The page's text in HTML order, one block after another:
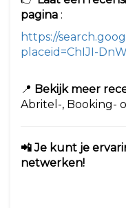
pagina :
https://
placeid=ChIJI-
📍 Bekijk meer
Abritel-, Booking-
📲 Je kunt je
netwerken!